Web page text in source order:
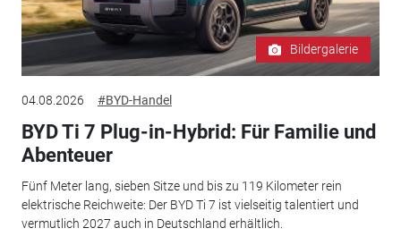
Bildergalerie
04.08.2026 #BYD-Handel
BYD Ti 7 Plug-in-Hybrid: Für Familie und
Abenteuer
Fünf Meter lang, sieben Sitze und bis zu 119 Kilometer rein
elektrische Reichweite: Der BYD Ti 7 ist vielseitig talentiert und
vermutlich 2027 auch in Deutschland erhältlich.